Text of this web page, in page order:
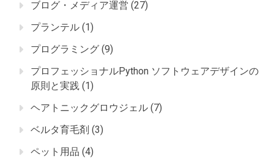
ブログ・メディア運営 (27)
プランテル (1)
プログラミング (9)
プロフェッショナルPython ソフトウェアデザインの
原則と実践 (1)
ヘアトニックグロウジェル (7)
ベルタ育毛剤 (3)
ペット用品 (4)